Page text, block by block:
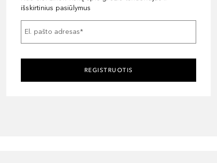
išskirtinius pasiūlymus
El. pašto adresas*
REGISTRUOTIS